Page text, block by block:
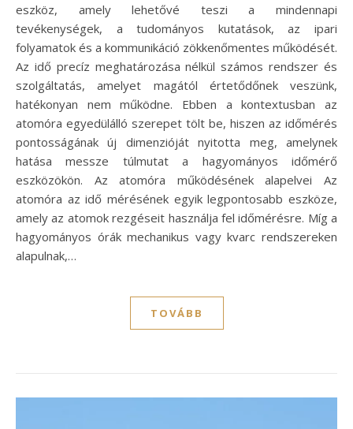
eszköz, amely lehetővé teszi a mindennapi
tevékenységek, a tudományos kutatások, az ipari
folyamatok és a kommunikáció zökkenőmentes működését.
Az idő precíz meghatározása nélkül számos rendszer és
szolgáltatás, amelyet magától értetődőnek veszünk,
hatékonyan nem működne. Ebben a kontextusban az
atomóra egyedülálló szerepet tölt be, hiszen az időmérés
pontosságának új dimenzióját nyitotta meg, amelynek
hatása messze túlmutat a hagyományos időmérő
eszközökön. Az atomóra működésének alapelvei Az
atomóra az idő mérésének egyik legpontosabb eszköze,
amely az atomok rezgéseit használja fel időmérésre. Míg a
hagyományos órák mechanikus vagy kvarc rendszereken
alapulnak,…
TOVÁBB